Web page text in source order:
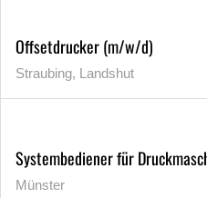
Offsetdrucker (m/w/d)
Straubing, Landshut
Systembediener für
Münster